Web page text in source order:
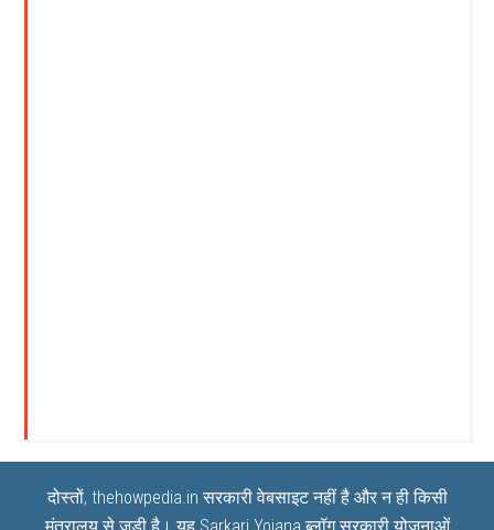
दोस्तों, thehowpedia.in सरकारी वेबसाइट नहीं है और न ही किसी